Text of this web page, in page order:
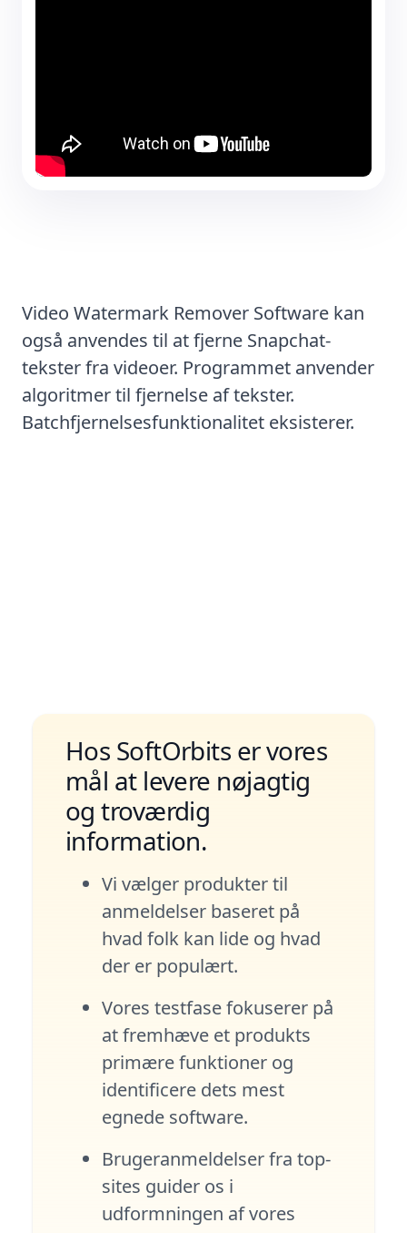
Video Watermark Remover Software kan
også anvendes til at fjerne Snapchat-
tekster fra videoer. Programmet anvender
algoritmer til fjernelse af tekster.
Batchfjernelsesfunktionalitet eksisterer.
Hos SoftOrbits er vores
mål at levere nøjagtig
og troværdig
information.
Vi vælger produkter til
anmeldelser baseret på
hvad folk kan lide og hvad
der er populært.
Vores testfase fokuserer på
at fremhæve et produkts
primære funktioner og
identificere dets mest
egnede software.
Brugeranmeldelser fra top-
sites guider os i
udformningen af vores